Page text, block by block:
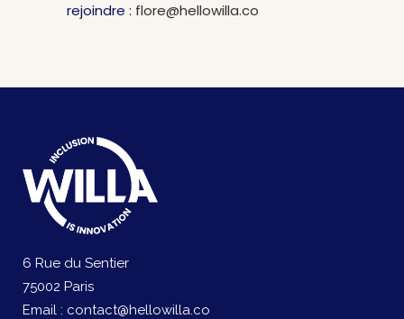
rejoindre : flore@hellowilla.co
6 Rue du Sentier
75002 Paris
Email : contact@hellowilla.co